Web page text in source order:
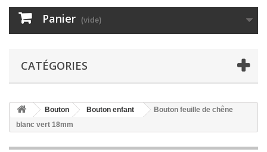
Panier (vide)
CATÉGORIES
Bouton Bouton enfant
Bouton feuille de chêne
blanc vert 18mm